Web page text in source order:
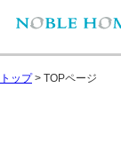
トップ> TOPページ